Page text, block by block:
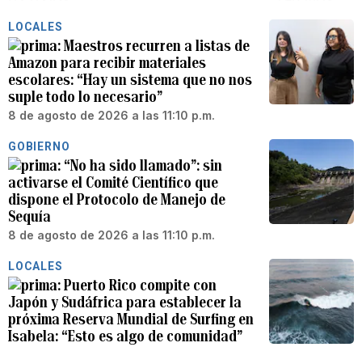
LOCALES
Maestros recurren a listas de
Amazon para recibir materiales
escolares: “Hay un sistema que no nos
suple todo lo necesario”
8 de agosto de 2026 a las 11:10 p.m.
GOBIERNO
“No ha sido llamado”: sin
activarse el Comité Científico que
dispone el Protocolo de Manejo de
Sequía
8 de agosto de 2026 a las 11:10 p.m.
LOCALES
Puerto Rico compite con
Japón y Sudáfrica para establecer la
próxima Reserva Mundial de Surfing en
Isabela: “Esto es algo de comunidad”